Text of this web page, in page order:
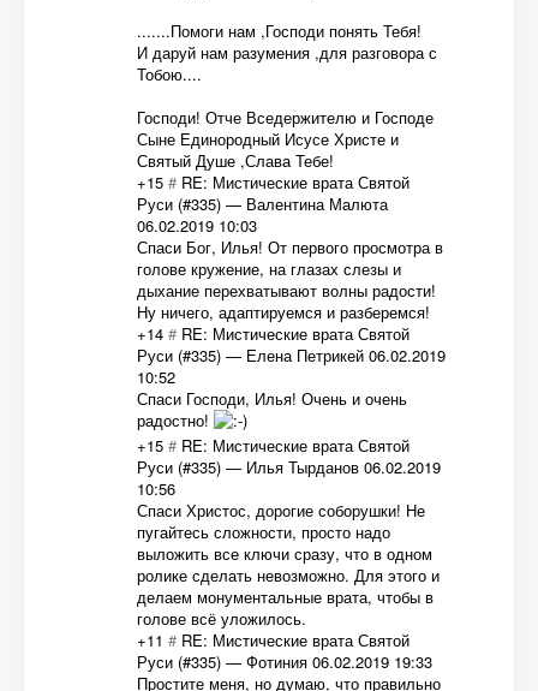
.......Помоги нам ,Господи понять Тебя!
И даруй нам разумения ,для разговора с
Тобою....
Господи! Отче Вседержителю и Господе
Сыне Единородный Исусе Христе и
Святый Душе ,Слава Тебе!
+15 # RE: Мистические врата Святой
Руси (#335)— Валентина Малюта
06.02.2019 10:03
Спаси Бог, Илья! От первого просмотра в
голове кружение, на глазах слезы и
дыхание перехватывают волны радости!
Ну ничего, адаптируемся и разберемся!
+14 # RE: Мистические врата Святой
Руси (#335)— Елена Петрикей 06.02.2019
10:52
Спаси Господи, Илья! Очень и очень
радостно!
+15 # RE: Мистические врата Святой
Руси (#335)— Илья Тырданов 06.02.2019
10:56
Спаси Христос, дорогие соборушки! Не
пугайтесь сложности, просто надо
выложить все ключи сразу, что в одном
ролике сделать невозможно. Для этого и
делаем монументальные врата, чтобы в
голове всё уложилось.
+11 # RE: Мистические врата Святой
Руси (#335)— Фотиния 06.02.2019 19:33
Простите меня, но думаю, что правильно